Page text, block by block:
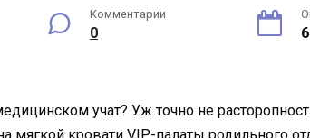
Комментарии
0
учат? Уж точно не